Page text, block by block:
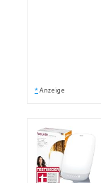
* Anzeige